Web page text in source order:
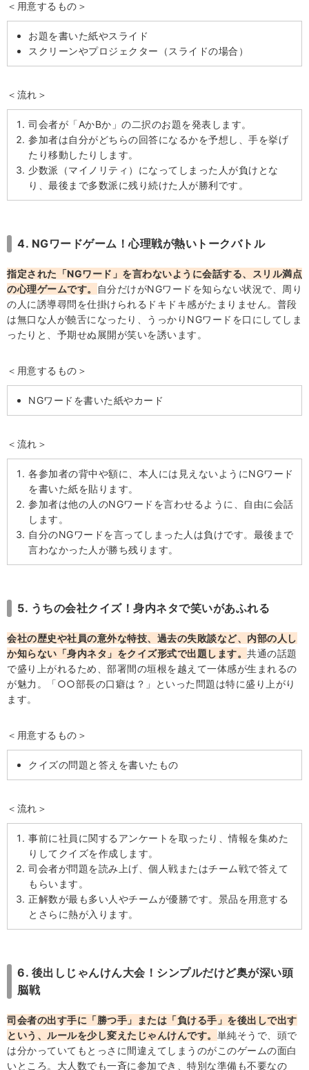
＜用意するもの＞
お題を書いた紙やスライド
スクリーンやプロジェクター（スライドの場合）
＜流れ＞
司会者が「AかBか」の二択のお題を発表します。
参加者は自分がどちらの回答になるかを予想し、手を挙げ
たり移動したりします。
少数派（マイノリティ）になってしまった人が負けとな
り、最後まで多数派に残り続けた人が勝利です。
4. NGワードゲーム！心理戦が熱いトークバトル
指定された「NGワード」を言わないように会話する、スリル満点
の心理ゲームです。
自分だけがNGワードを知らない状況で、周り
の人に誘導尋問を仕掛けられるドキドキ感がたまりません。普段
は無口な人が饒舌になったり、うっかりNGワードを口にしてしま
ったりと、予期せぬ展開が笑いを誘います。
＜用意するもの＞
NGワードを書いた紙やカード
＜流れ＞
各参加者の背中や額に、本人には見えないようにNGワード
を書いた紙を貼ります。
参加者は他の人のNGワードを言わせるように、自由に会話
します。
自分のNGワードを言ってしまった人は負けです。最後まで
言わなかった人が勝ち残ります。
5. うちの会社クイズ！身内ネタで笑いがあふれる
会社の歴史や社員の意外な特技、過去の失敗談など、内部の人し
か知らない「身内ネタ」をクイズ形式で出題します。 共通の話題
で盛り上がれるため、部署間の垣根を越えて一体感が生まれるの
が魅力。「○○部長の口癖は？」といった問題は特に盛り上がり
ます。
＜用意するもの＞
クイズの問題と答えを書いたもの
＜流れ＞
事前に社員に関するアンケートを取ったり、情報を集めた
りしてクイズを作成します。
司会者が問題を読み上げ、個人戦またはチーム戦で答えて
もらいます。
正解数が最も多い人やチームが優勝です。景品を用意する
とさらに熱が入ります。
6. 後出しじゃんけん大会！シンプルだけど奥が深い頭
脳戦
司会者の出す手に「勝つ手」または「負ける手」を後出しで出す
という、ルールを少し変えたじゃんけんです。 単純そうで、頭で
は分かっていてもとっさに間違えてしまうのがこのゲームの面白
いところ。大人数でも一斉に参加でき、特別な準備も不要なの